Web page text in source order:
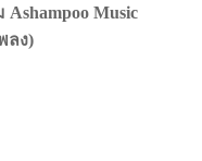
Ashampoo Music
ลง)